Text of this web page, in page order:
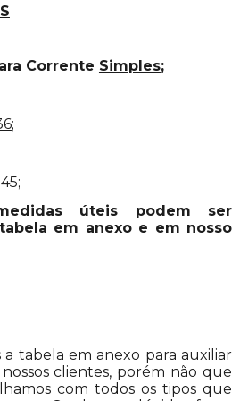
Corrente Simples;
;
úteis podem ser
em anexo e em nosso
a tabela em anexo para auxiliar
clientes, porém não que
com todos os tipos que